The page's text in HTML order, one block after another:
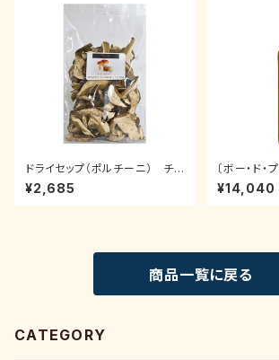
ドライセップ（ポルチーニ） チョ
イス 50g
¥2,685
〔ボー・ド・
オイル バー
¥14,040
商品一覧に戻る
CATEGORY